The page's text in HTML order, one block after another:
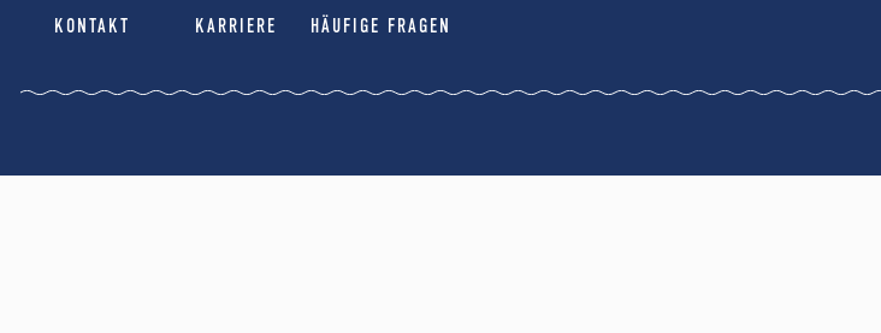
KONTAKT KARRIERE HÄUFIGE FRAGEN